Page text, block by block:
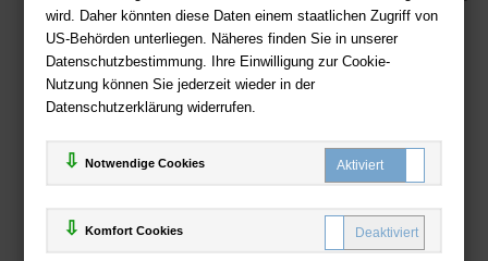
wird. Daher könnten diese Daten einem staatlichen Zugriff von
US-Behörden unterliegen. Näheres finden Sie in unserer
Datenschutzbestimmung. Ihre Einwilligung zur Cookie-
Nutzung können Sie jederzeit wieder in der
Datenschutzerklärung widerrufen.
Notwendige Cookies
Komfort Cookies
Zahlweisen